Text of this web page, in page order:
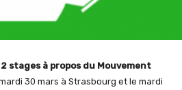
2 stages à propos du Mouvement
30 mars à Strasbourg et le mardi